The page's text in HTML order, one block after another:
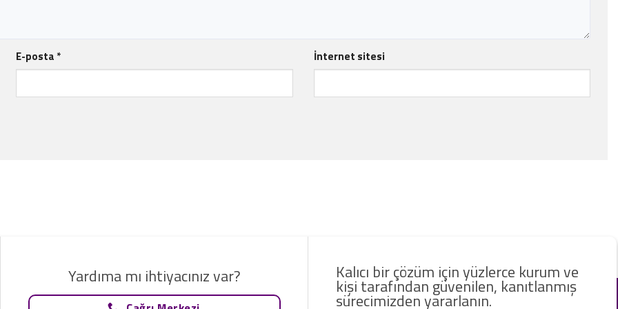
E-posta * İnternet sitesi
Yardıma mı ihtiyacınız var? Kalıcı bir çözüm için yüzlerce kurum ve
kişi tarafından güvenilen, kanıtlanmış
sürecimizden yararlanın.